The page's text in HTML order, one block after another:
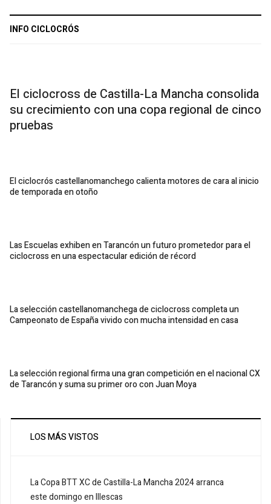
INFO CICLOCRÓS
El ciclocross de Castilla-La Mancha consolida
su crecimiento con una copa regional de cinco
pruebas
El ciclocrós castellanomanchego calienta motores de cara al inicio
de temporada en otoño
Las Escuelas exhiben en Tarancón un futuro prometedor para el
ciclocross en una espectacular edición de récord
La selección castellanomanchega de ciclocross completa un
Campeonato de España vivido con mucha intensidad en casa
La selección regional firma una gran competición en el nacional CX
de Tarancón y suma su primer oro con Juan Moya
LOS MÁS VISTOS
La Copa BTT XC de Castilla-La Mancha 2024 arranca
este domingo en Illescas